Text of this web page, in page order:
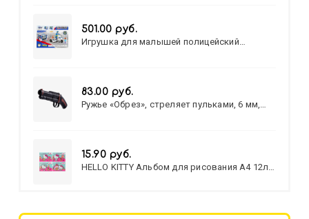
501.00 руб.
Игрушка для малышей полицейский
83.00 руб.
Ружье «Обрез», стреляет пульками, 6 мм,
15.90 руб.
HELLO KITTY Альбом для рисования А4 12л.